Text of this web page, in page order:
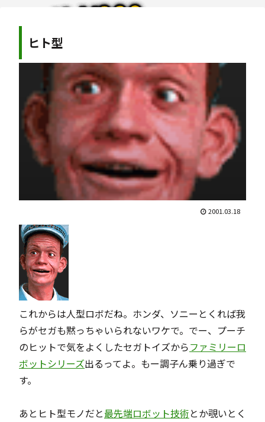
ヒト型
2001.03.18
これからは人型ロボだね。ホンダ、ソニーとくれば我
らがセガも黙っちゃいられないワケで。でー、プーチ
のヒットで気をよくしたセガトイズからファミリーロ
ボットシリーズ出るってよ。もー調子ん乗り過ぎで
す。
あとヒト型モノだと最先端ロボット技術とか覗いとく